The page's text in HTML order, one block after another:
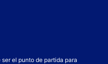
el punto de partida para